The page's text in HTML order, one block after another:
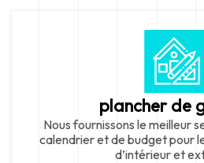
plancher de
Nous fournissons le meilleur
calendrier et de budget pour
d’intérieur et